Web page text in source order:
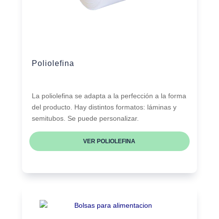
Poliolefina
La poliolefina se adapta a la perfección a la forma
del producto. Hay distintos formatos: láminas y
semitubos. Se puede personalizar.
VER POLIOLEFINA